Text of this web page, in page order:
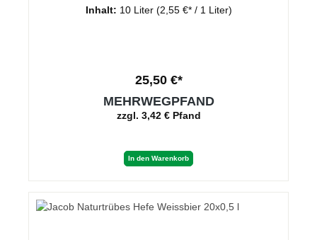
Inhalt: 10 Liter (2,55 €* / 1 Liter)
25,50 €*
MEHRWEGPFAND
zzgl. 3,42 € Pfand
In den Warenkorb